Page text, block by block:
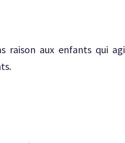
raison aux enfants qui